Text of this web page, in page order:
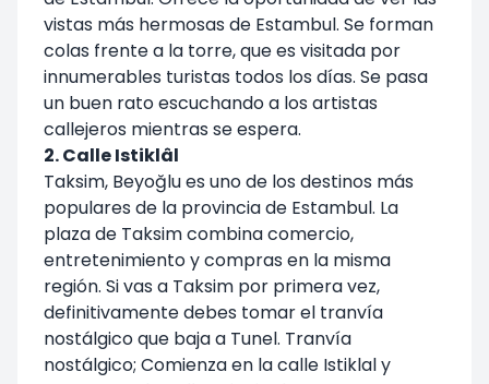
vistas más hermosas de Estambul. Se forman
colas frente a la torre, que es visitada por
innumerables turistas todos los días. Se pasa
un buen rato escuchando a los artistas
callejeros mientras se espera.
2. Calle Istiklâl
Taksim, Beyoğlu es uno de los destinos más
populares de la provincia de Estambul. La
plaza de Taksim combina comercio,
entretenimiento y compras en la misma
región. Si vas a Taksim por primera vez,
definitivamente debes tomar el tranvía
nostálgico que baja a Tunel. Tranvía
nostálgico; Comienza en la calle Istiklal y